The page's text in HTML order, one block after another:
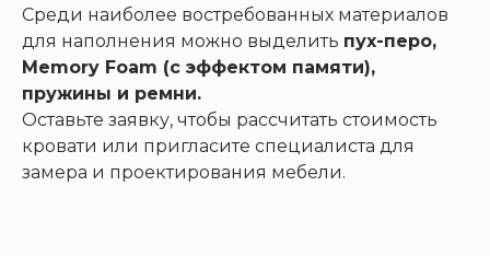
Среди наиболее востребованных материалов
для наполнения можно выделить пух-перо,
Memory Foam (с эффектом памяти),
пружины и ремни.
Оставьте заявку, чтобы рассчитать стоимость
кровати или пригласите специалиста для
замера и проектирования мебели.